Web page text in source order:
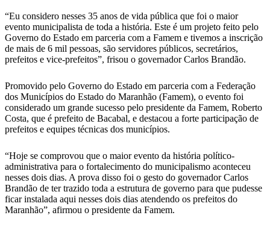
“Eu considero nesses 35 anos de vida pública que foi o maior
evento municipalista de toda a história. Este é um projeto feito pelo
Governo do Estado em parceria com a Famem e tivemos a inscrição
de mais de 6 mil pessoas, são servidores públicos, secretários,
prefeitos e vice-prefeitos”, frisou o governador Carlos Brandão.
Promovido pelo Governo do Estado em parceria com a Federação
dos Municípios do Estado do Maranhão (Famem), o evento foi
considerado um grande sucesso pelo presidente da Famem, Roberto
Costa, que é prefeito de Bacabal, e destacou a forte participação de
prefeitos e equipes técnicas dos municípios.
“Hoje se comprovou que o maior evento da história político-
administrativa para o fortalecimento do municipalismo aconteceu
nesses dois dias. A prova disso foi o gesto do governador Carlos
Brandão de ter trazido toda a estrutura de governo para que pudesse
ficar instalada aqui nesses dois dias atendendo os prefeitos do
Maranhão”, afirmou o presidente da Famem.